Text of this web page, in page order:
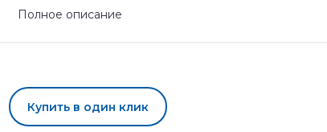
Полное описание
Купить в один клик